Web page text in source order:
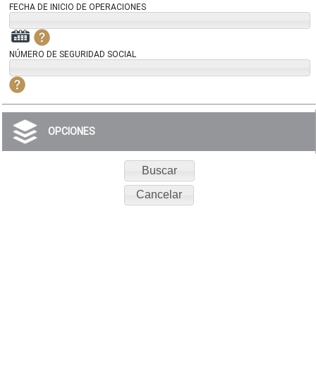
FECHA DE INICIO DE OPERACIONES
NÚMERO DE SEGURIDAD SOCIAL
OPCIONES